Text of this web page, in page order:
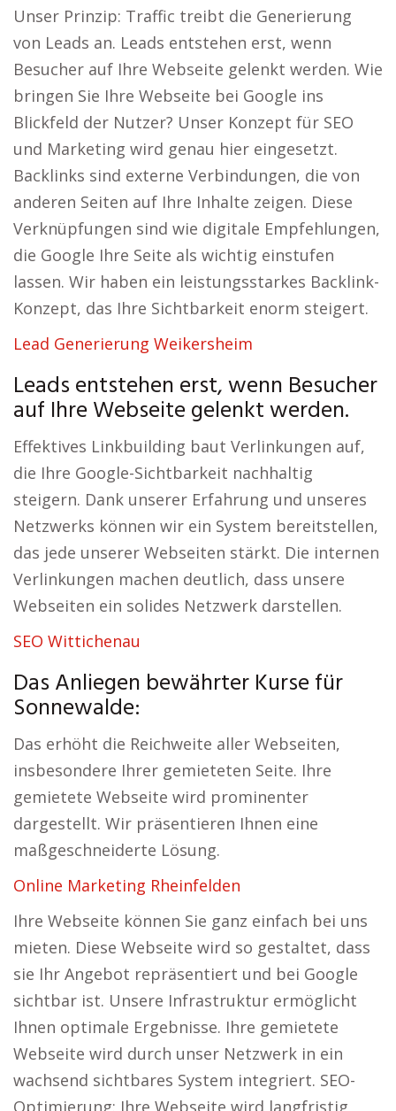
Unser Prinzip: Traffic treibt die Generierung
von Leads an. Leads entstehen erst, wenn
Besucher auf Ihre Webseite gelenkt werden. Wie
bringen Sie Ihre Webseite bei Google ins
Blickfeld der Nutzer? Unser Konzept für SEO
und Marketing wird genau hier eingesetzt.
Backlinks sind externe Verbindungen, die von
anderen Seiten auf Ihre Inhalte zeigen. Diese
Verknüpfungen sind wie digitale Empfehlungen,
die Google Ihre Seite als wichtig einstufen
lassen. Wir haben ein leistungsstarkes Backlink-
Konzept, das Ihre Sichtbarkeit enorm steigert.
Lead Generierung Weikersheim
Leads entstehen erst, wenn Besucher
auf Ihre Webseite gelenkt werden.
Effektives Linkbuilding baut Verlinkungen auf,
die Ihre Google-Sichtbarkeit nachhaltig
steigern. Dank unserer Erfahrung und unseres
Netzwerks können wir ein System bereitstellen,
das jede unserer Webseiten stärkt. Die internen
Verlinkungen machen deutlich, dass unsere
Webseiten ein solides Netzwerk darstellen.
SEO Wittichenau
Das Anliegen bewährter Kurse für
Sonnewalde:
Das erhöht die Reichweite aller Webseiten,
insbesondere Ihrer gemieteten Seite. Ihre
gemietete Webseite wird prominenter
dargestellt. Wir präsentieren Ihnen eine
maßgeschneiderte Lösung.
Online Marketing Rheinfelden
Ihre Webseite können Sie ganz einfach bei uns
mieten. Diese Webseite wird so gestaltet, dass
sie Ihr Angebot repräsentiert und bei Google
sichtbar ist. Unsere Infrastruktur ermöglicht
Ihnen optimale Ergebnisse. Ihre gemietete
Webseite wird durch unser Netzwerk in ein
wachsend sichtbares System integriert. SEO-
Optimierung: Ihre Webseite wird langfristig